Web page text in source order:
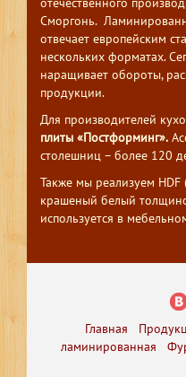
Сморгонь.
отвечает европейским
нескольких форматах.
наращивает обороты,
продукции.
Для производителей
плиты «Постформинг».
столешниц – более 120
Также мы реализуем HDF
крашеный белый
используется в
Главная
ламинированная